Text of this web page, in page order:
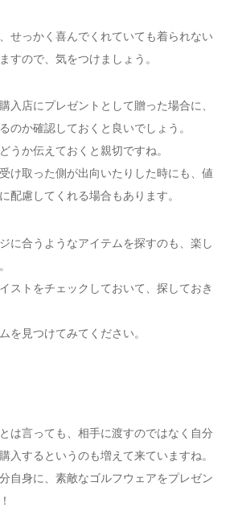
せっかく喜んでくれていても着られない
すので、気をつけましょう。
入店にプレゼントとして贈った場合に、
のか確認しておくと良いでしょう。
うか伝えておくと親切ですね。
け取った側が出向いたりした時にも、値
配慮してくれる場合もあります。
に合うようなアイテムを探すのも、楽し
ストをチェックしておいて、探しておき
を見つけてみてください。
は言っても、相手に渡すのではなく自分
入するというのも増えて来ていますね。
自身に、素敵なゴルフウェアをプレゼン